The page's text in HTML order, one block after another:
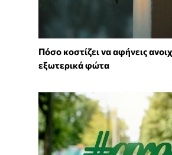
Πόσο κοστίζει να αφήνεις
εξωτερικά φώτα